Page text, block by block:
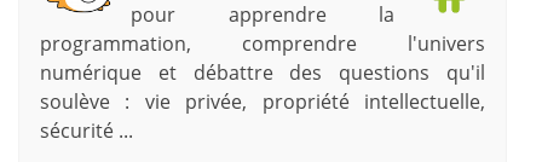
pour apprendre la
programmation, comprendre l'univers
numérique et débattre des questions qu'il
soulève : vie privée, propriété intellectuelle,
sécurité ...